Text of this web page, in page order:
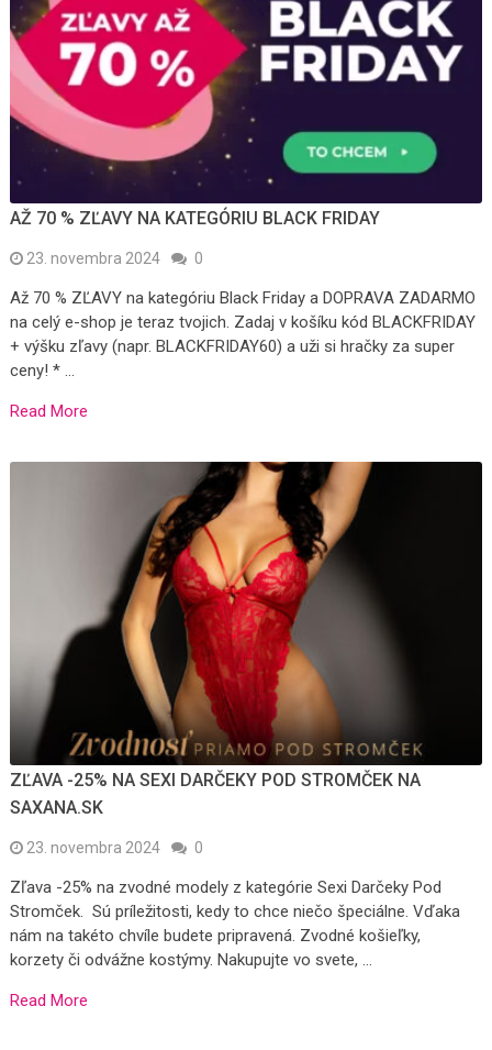
AŽ 70 % ZĽAVY NA KATEGÓRIU BLACK FRIDAY
23. novembra 2024 0
Až 70 % ZĽAVY na kategóriu Black Friday a DOPRAVA ZADARMO
na celý e-shop je teraz tvojich. Zadaj v košíku kód BLACKFRIDAY
+ výšku zľavy (napr. BLACKFRIDAY60) a uži si hračky za super
ceny! * …
Read More
ZĽAVA -25% NA SEXI DARČEKY POD STROMČEK NA
SAXANA.SK
23. novembra 2024 0
Zľava -25% na zvodné modely z kategórie Sexi Darčeky Pod
Stromček. ⁠ Sú príležitosti, kedy to chce niečo špeciálne. Vďaka
nám na takéto chvíle budete pripravená. Zvodné košieľky,
korzety či odvážne kostýmy. Nakupujte vo svete, …
Read More